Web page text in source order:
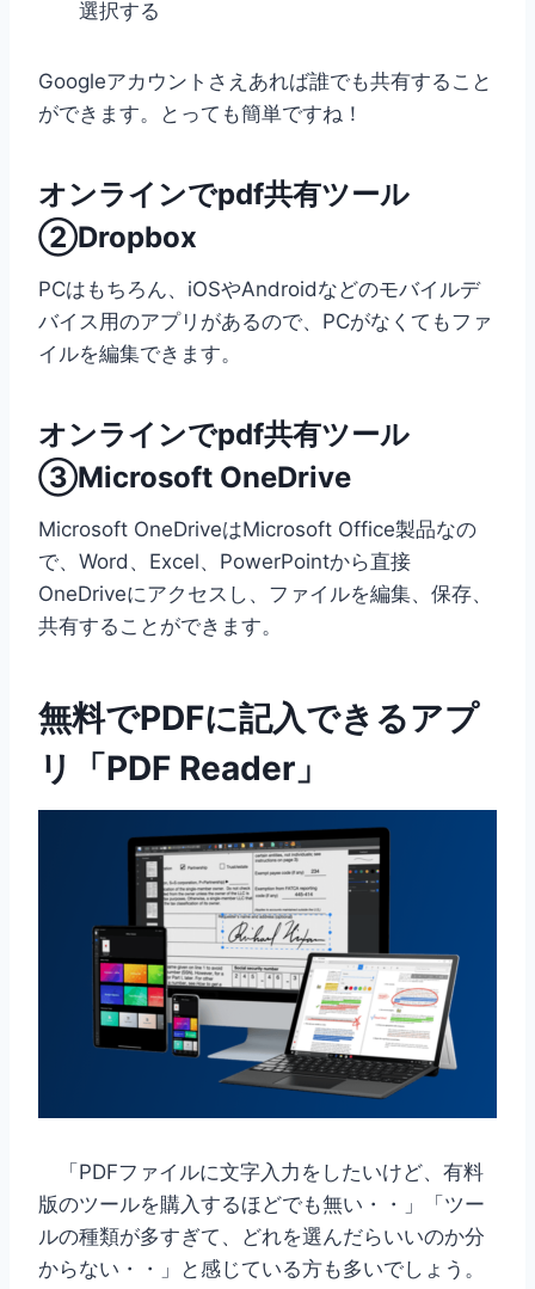
選択する
Googleアカウントさえあれば誰でも共有すること
ができます。とっても簡単ですね！
オンラインでpdf共有ツール
②Dropbox
PCはもちろん、iOSやAndroidなどのモバイルデ
バイス用のアプリがあるので、PCがなくてもファ
イルを編集できます。
オンラインでpdf共有ツール
③Microsoft OneDrive
Microsoft OneDriveはMicrosoft Office製品なの
で、Word、Excel、PowerPointから直接
OneDriveにアクセスし、ファイルを編集、保存、
共有することができます。
無料でPDFに記入できるアプ
リ「PDF Reader」
「PDFファイルに文字入力をしたいけど、有料
版のツールを購入するほどでも無い・・」「ツー
ルの種類が多すぎて、どれを選んだらいいのか分
からない・・」と感じている方も多いでしょう。